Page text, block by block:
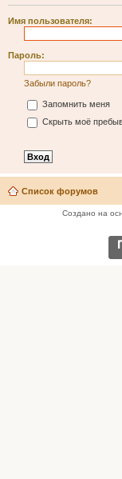
Имя пользователя:
Пароль:
Забыли пароль?
Запомнить меня
Скрыть моё
Список форумов
Создано на